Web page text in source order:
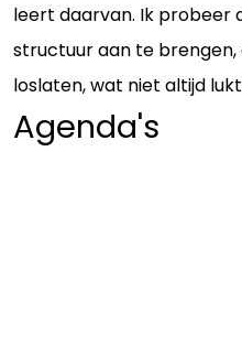
leert daarvan. Ik probeer
structuur aan te
loslaten, wat niet altijd
Agenda's